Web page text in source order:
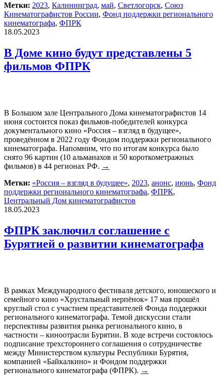
Метки: 2023, Калининград, май, Светлогорск, Союз
Кинематографистов России, Фонд поддержки регионального
кинематографа, ФПРК
18.05.2023
В Доме кино будут представлены 5
фильмов ФПРК
В Большом зале Центрального Дома кинематографистов 14
июня состоится показ фильмов-победителей конкурса
документального кино «Россия – взгляд в будущее»,
проведённом в 2022 году Фондом поддержки регионального
кинематографа. Напомним, что по итогам конкурса было
снято 96 картин (10 альманахов и 50 короткометражных
фильмов) в 44 регионах РФ. →
Метки: «Россия – взгляд в будущее», 2023, анонс, июнь, Фонд
поддержки регионального кинематографа, ФПРК,
Центральный Дом кинематографистов
18.05.2023
ФПРК заключил соглашение с
Бурятией о развитии кинематографа
В рамках Международного фестиваля детского, юношеского и
семейного кино «Хрустальный нерпёнок» 17 мая прошёл
круглый стол с участием представителей Фонда поддержки
регионального кинематографа. Темой дискуссии стали
перспективы развития рынка регионального кино, в
частности – киноотрасли Бурятии. В ходе встречи состоялось
подписание трехстороннего соглашения о сотрудничестве
между Министерством культуры Республики Бурятия,
компанией «Байкалкино» и Фондом поддержки
регионального кинематографа (ФПРК). →